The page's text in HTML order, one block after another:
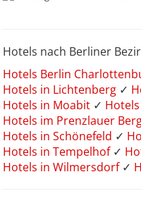
Hotels nach Berliner
Hotels Berlin
Hotels in Lichtenberg ✓
Hotels in Moabit ✓
Hotels im Prenzlauer
Hotels in Schönefeld ✓
Hotels in Tempelhof ✓
Hotels in Wilmersdorf ✓